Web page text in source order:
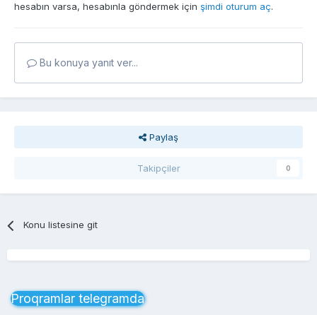
hesabın varsa, hesabınla göndermek için şimdi oturum aç.
Bu konuya yanıt ver...
Paylaş
Takipçiler 0
Konu listesine git
Proqramlar telegramda